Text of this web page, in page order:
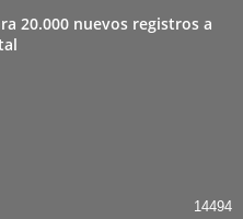
20.000 nuevos registros a
14494